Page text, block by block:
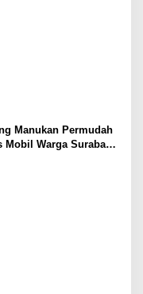
Manukan Permudah
Mobil Warga Surabaya